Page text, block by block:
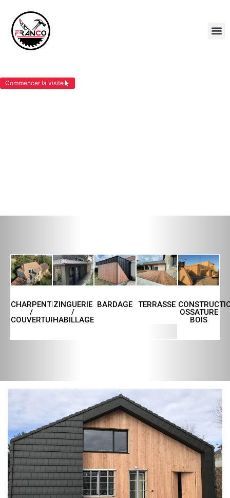
Commencer la visite
CHARPENTE
/
COUVERTURE
ZINGUERIE
/
HABILLAGE
BARDAGE TERRASSE
OSSATURE
BOIS